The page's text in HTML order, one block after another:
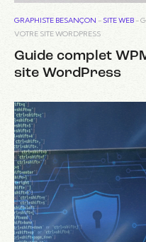
GRAPHISTE BESANÇON - SITE WEB -
VOTRE SITE WORDPRESS
Guide complet
site WordPress